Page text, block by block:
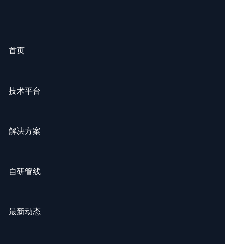
技术平台
解决方案
自研管线
最新动态
关于我们